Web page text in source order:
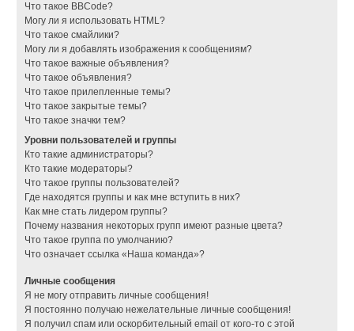
Что такое BBCode?
Могу ли я использовать HTML?
Что такое смайлики?
Могу ли я добавлять изображения к сообщениям?
Что такое важные объявления?
Что такое объявления?
Что такое прилепленные темы?
Что такое закрытые темы?
Что такое значки тем?
Уровни пользователей и группы
Кто такие администраторы?
Кто такие модераторы?
Что такое группы пользователей?
Где находятся группы и как мне вступить в них?
Как мне стать лидером группы?
Почему названия некоторых групп имеют разные цвета?
Что такое группа по умолчанию?
Что означает ссылка «Наша команда»?
Личные сообщения
Я не могу отправить личные сообщения!
Я постоянно получаю нежелательные личные сообщения!
Я получил спам или оскорбительный email от кого-то с этой